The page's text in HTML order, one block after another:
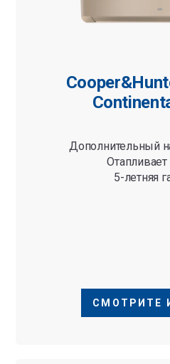
Дополнительный
5-летняя
СМОТРИТЕ